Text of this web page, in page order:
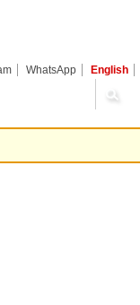
WhatsApp English